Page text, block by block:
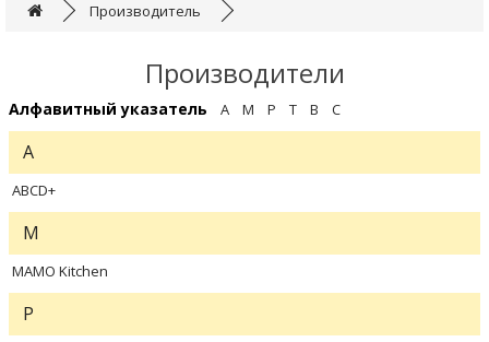
Производитель
Производители
Алфавитный указатель A M P T В С
A
ABCD+
M
MAMO Kitchen
P